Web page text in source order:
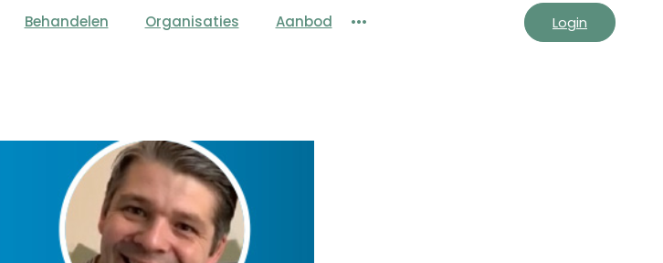
Behandelen Organisaties Aanbod ••• Login